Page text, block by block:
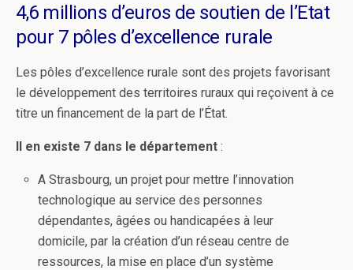
4,6 millions d’euros de soutien de l’Etat
pour 7 pôles d’excellence rurale
Les pôles d’excellence rurale sont des projets favorisant
le développement des territoires ruraux qui reçoivent à ce
titre un financement de la part de l’État.
Il en existe 7 dans le département :
A Strasbourg, un projet pour mettre l’innovation
technologique au service des personnes
dépendantes, âgées ou handicapées à leur
domicile, par la création d’un réseau centre de
ressources, la mise en place d’un système